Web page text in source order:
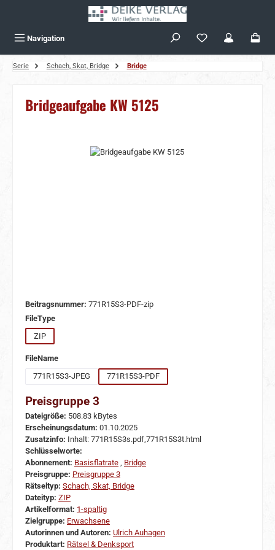
Navigation
Serie Schach, Skat, Bridge Bridge
Bridgeaufgabe KW 5125
Bildergalerie überspringen
Beitragsnummer: 771R15S3-PDF-zip
FileTypeauswählen
ZIP
FileNameauswählen
771R15S3-JPEG
771R15S3-PDF
Preisgruppe 3
Dateigröße: 508.83 kBytes
Erscheinungsdatum: 01.10.2025
Zusatzinfo: Inhalt: 771R15S3s.pdf,771R15S3t.html
Schlüsselworte:
Abonnement: Basisflatrate
Bridge
Preisgruppe: Preisgruppe 3
Rätseltyp: Schach, Skat, Bridge
Dateityp: ZIP
Artikelformat: 1-spaltig
Zielgruppe: Erwachsene
Autorinnen und Autoren: Ulrich Auhagen
Produktart: Rätsel & Denksport